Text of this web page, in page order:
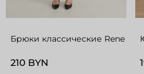
Брюки классические Rene
210 BYN